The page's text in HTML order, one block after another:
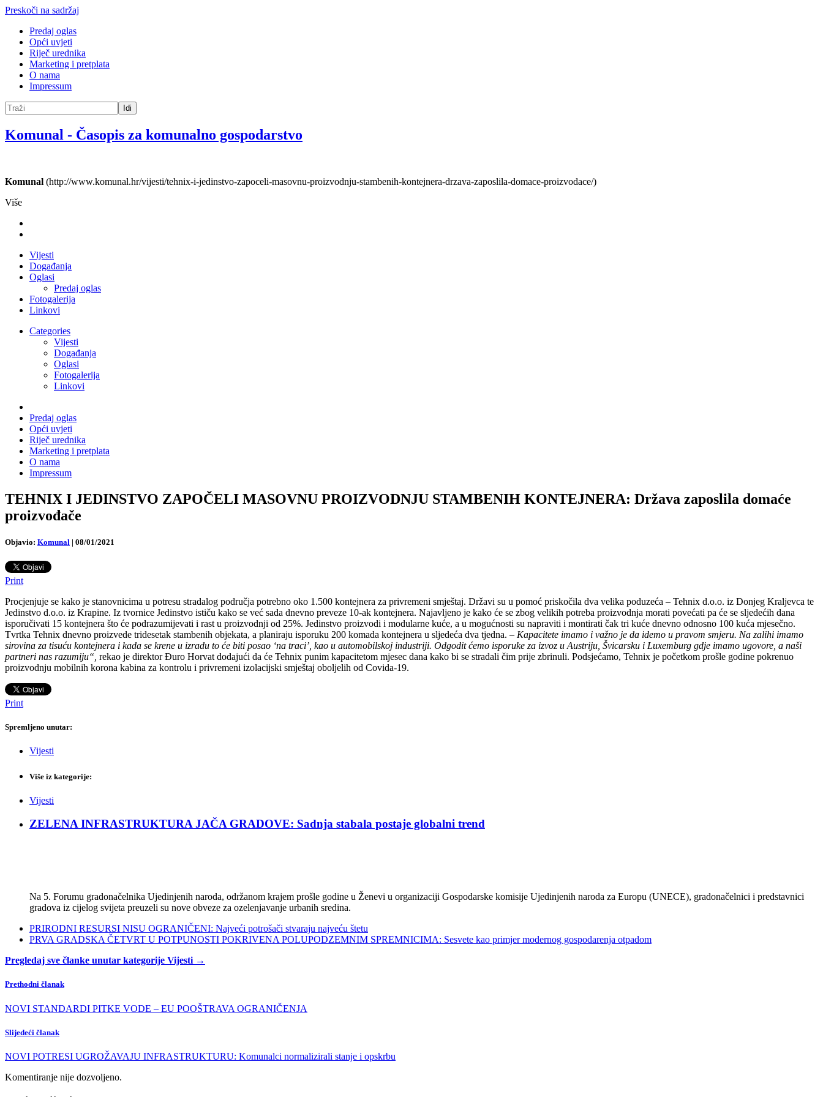
Preskoči na sadržaj
Predaj oglas
Opći uvjeti
Riječ urednika
Marketing i pretplata
O nama
Impressum
Idi
Komunal - Časopis za komunalno gospodarstvo
Komunal (http://www.komunal.hr/vijesti/tehnix-i-jedinstvo-zapoceli-masovnu-proizvodnju-stambenih-kontejnera-drzava-zaposlila-domace-proizvodace/)
Više
Vijesti
Događanja
Oglasi
Predaj oglas
Fotogalerija
Linkovi
Categories
Vijesti
Događanja
Oglasi
Fotogalerija
Linkovi
Predaj oglas
Opći uvjeti
Riječ urednika
Marketing i pretplata
O nama
Impressum
TEHNIX I JEDINSTVO ZAPOČELI MASOVNU PROIZVODNJU STAMBENIH KONTEJNERA: Država zaposlila domaće
proizvođače
Objavio: Komunal | 08/01/2021
Print
Procjenjuje se kako je stanovnicima u potresu stradalog područja potrebno oko 1.500 kontejnera za privremeni smještaj. Državi su u pomoć priskočila dva velika poduzeća – Tehnix d.o.o. iz Donjeg Kraljevca te
Jedinstvo d.o.o. iz Krapine. Iz tvornice Jedinstvo ističu kako se već sada dnevno preveze 10-ak kontejnera. Najavljeno je kako će se zbog velikih potreba proizvodnja morati povećati pa će se sljedećih dana
isporučivati 15 kontejnera što će podrazumijevati i rast u proizvodnji od 25%. Jedinstvo proizvodi i modularne kuće, a u mogućnosti su napraviti i montirati čak tri kuće dnevno odnosno 100 kuća mjesečno.
Tvrtka Tehnix dnevno proizvede tridesetak stambenih objekata, a planiraju isporuku 200 komada kontejnera u sljedeća dva tjedna. – Kapacitete imamo i važno je da idemo u pravom smjeru. Na zalihi imamo
sirovina za tisuću kontejnera i kada se krene u izradu to će biti posao ‘na traci’, kao u automobilskoj industriji. Odgodit ćemo isporuke za izvoz u Austriju, Švicarsku i Luxemburg gdje imamo ugovore, a naši
partneri nas razumiju“, rekao je direktor Đuro Horvat dodajući da će Tehnix punim kapacitetom mjesec dana kako bi se stradali čim prije zbrinuli. Podsjećamo, Tehnix je početkom prošle godine pokrenuo
proizvodnju mobilnih korona kabina za kontrolu i privremeni izolacijski smještaj oboljelih od Covida-19.
Print
Spremljeno unutar:
Vijesti
Više iz kategorije:
Vijesti
ZELENA INFRASTRUKTURA JAČA GRADOVE: Sadnja stabala postaje globalni trend
Na 5. Forumu gradonačelnika Ujedinjenih naroda, održanom krajem prošle godine u Ženevi u organizaciji Gospodarske komisije Ujedinjenih naroda za Europu (UNECE), gradonačelnici i predstavnici
gradova iz cijelog svijeta preuzeli su nove obveze za ozelenjavanje urbanih sredina.
PRIRODNI RESURSI NISU OGRANIČENI: Najveći potrošači stvaraju najveću štetu
PRVA GRADSKA ČETVRT U POTPUNOSTI POKRIVENA POLUPODZEMNIM SPREMNICIMA: Sesvete kao primjer modernog gospodarenja otpadom
Pregledaj sve članke unutar kategorije Vijesti →
Prethodni članak
NOVI STANDARDI PITKE VODE – EU POOŠTRAVA OGRANIČENJA
Slijedeći članak
NOVI POTRESI UGROŽAVAJU INFRASTRUKTURU: Komunalci normalizirali stanje i opskrbu
Komentiranje nije dozvoljeno.